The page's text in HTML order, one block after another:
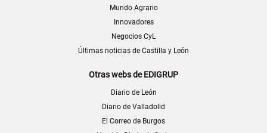
Mundo Agrario
Innovadores
Negocios CyL
Últimas noticias de Castilla y León
Otras webs de EDIGRUP
Diario de León
Diario de Valladolid
El Correo de Burgos